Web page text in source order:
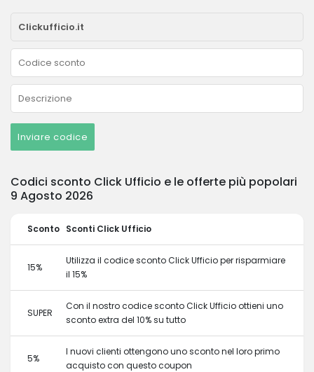
Inviare codice
Codici sconto Click Ufficio e le offerte più popolari
9 Agosto 2026
Sconto Sconti Click Ufficio
15%
Utilizza il codice sconto Click Ufficio per risparmiare
il 15%
SUPER
Con il nostro codice sconto Click Ufficio ottieni uno
sconto extra del 10% su tutto
5%
I nuovi clienti ottengono uno sconto nel loro primo
acquisto con questo coupon